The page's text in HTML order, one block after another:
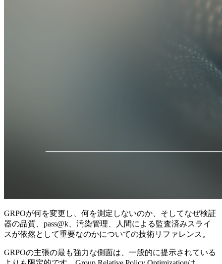
GRPOが何を変更し、何を測定しないのか、そしてなぜ検証
器の品質、pass@k、汚染管理、人間による監査済みスライ
スが依然として重要なのかについての技術リファレンス。
GRPOの主張の最も強力な側面は、一般的に提示されている